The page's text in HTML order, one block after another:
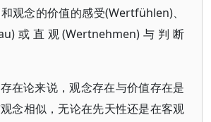
观念的价值的感受(Wertfühlen)、
或直观(Wertnehmen)与判断
在论来说，观念存在与价值存在是
念相似，无论在先天性还是在客观